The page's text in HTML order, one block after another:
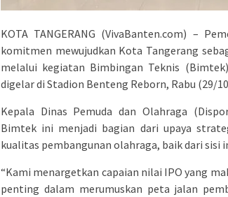
KOTA TANGERANG (VivaBanten.com) –
komitmen mewujudkan Kota Tangerang
melalui kegiatan Bimbingan Teknis
digelar di Stadion Benteng Reborn, Rabu (29/
Kepala Dinas Pemuda dan Olahraga
Bimtek ini menjadi bagian dari upaya
kualitas pembangunan olahraga, baik dari
“Kami menargetkan capaian nilai IPO yang
penting dalam merumuskan peta jalan